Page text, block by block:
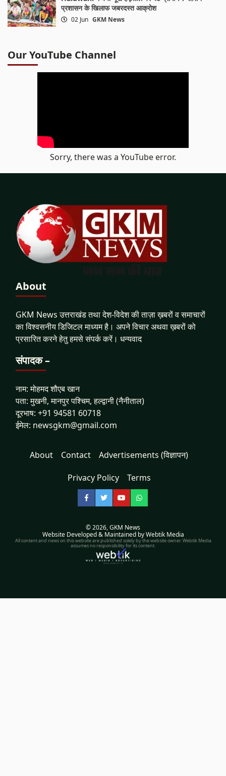
प्रशासन के खिलाफ जबरदस्त आक्रोश
02 Jun GKM News
Our YouTube Channel
Sorry, there was a YouTube error.
About
GKM News उत्तराखंड तथा देश-विदेश की ताज़ा ख़बरों व समाचारों
का विश्वसनीय डिजिटल माध्यम है। अपने विचार अथवा ख़बरों को
प्रसारित करने हेतु हमसे संपर्क करें। धन्यवाद
संपादक –
नाम: मोहमद शौएब खान
पता: मुखनी, मानपुर पश्चिम, हल्द्वानी (नैनीताल)
दूरभाष: +91 94581 60718
ईमेल: newsgkm@gmail.com
About Contact Advertisements (विज्ञापन)
Privacy Policy Terms
Facebook
TwitterYouTubeWhatsApp
© 2026,GKM News
Website Developed & Maintained by Webtik Media
All content and news on this website are published solely by the website owner. Webtik Media
assumes no responsibility for its content.